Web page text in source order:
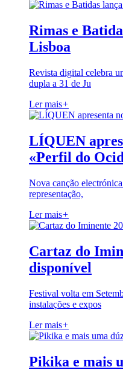
Rimas e
Lisboa
Revista digital celebra
dupla a 31 de Ju
Ler mais+
LÍQUEN
«Perfil do
Nova canção
representação,
Ler mais+
Cartaz do
disponível
Festival volta em
instalações e expos
Ler mais+
Pikika e mais